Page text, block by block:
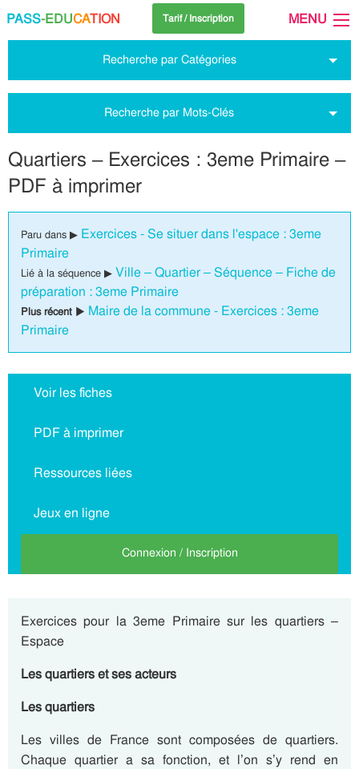
PASS-EDUCATION Tarif / Inscription MENU
Recherche par Catégories
Recherche par Mots-Clés
Quartiers – Exercices : 3eme Primaire –
PDF à imprimer
Paru dans ▶ Exercices - Se situer dans l'espace : 3eme
Primaire
Lié à la séquence ▶ Ville – Quartier – Séquence – Fiche de
préparation : 3eme Primaire
Plus récent ▶ Maire de la commune - Exercices : 3eme
Primaire
Voir les fiches
PDF à imprimer
Ressources liées
Jeux en ligne
Connexion / Inscription
Exercices pour la 3eme Primaire sur les quartiers –
Espace
Les quartiers et ses acteurs
Les quartiers
Les villes de France sont composées de quartiers.
Chaque quartier a sa fonction, et l’on s’y rend en